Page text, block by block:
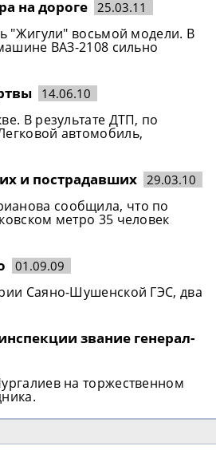
на дороге 25.03.11
"Жигули" восьмой модели. В
ВАЗ-2108 сильно
14.06.10
В результате ДТП, по
автомобиль,
и пострадавших 29.03.10
сообщила, что по
метро 35 человек
01.09.09
Саяно-Шушенской ГЭС, два
звание генерал-
на торжественном